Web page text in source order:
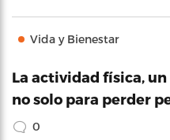
Vida y Bienestar
La actividad física,
no solo para perder
0